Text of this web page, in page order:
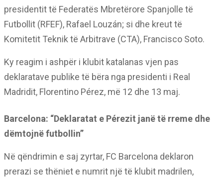
presidentit të Federatës Mbretërore Spanjolle të
Futbollit (RFEF), Rafael Louzán; si dhe kreut të
Komitetit Teknik të Arbitrave (CTA), Francisco Soto.
Ky reagim i ashpër i klubit katalanas vjen pas
deklaratave publike të bëra nga presidenti i Real
Madridit, Florentino Pérez, më 12 dhe 13 maj.
Barcelona: “Deklaratat e Pérezit janë të rreme dhe
dëmtojnë futbollin”
Në qëndrimin e saj zyrtar, FC Barcelona deklaron
prerazi se thëniet e numrit një të klubit madrilen,